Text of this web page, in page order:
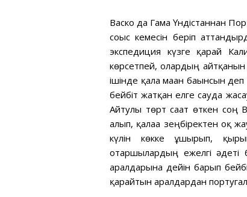
Васко да Гама Үндістаннан
соғыс кемесін беріп
экспедиция күзге қарай
көрсетпей, олардың айтқанын
ішінде қала маған бағынсын
бейбіт жатқан елге сауда
Айтулы төрт сағат өткен соң
алып, қалаға зеңбіректен оқ
күлін көкке ұшырып,
отаршылардың ежелгі
аралдарына дейін барып
қарайтын аралдардан